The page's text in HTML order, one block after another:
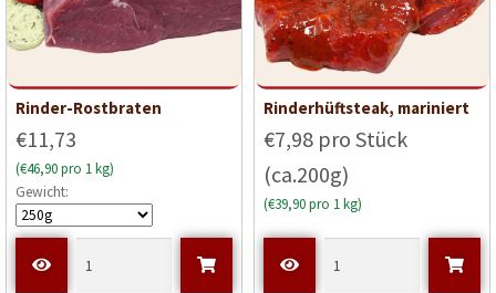
Rinder-Rostbraten
€11,73
(€46,90 pro 1 kg)
Gewicht:
Rinderhüftsteak, mariniert
€7,98 pro Stück
(ca.200g)
(€39,90 pro 1 kg)